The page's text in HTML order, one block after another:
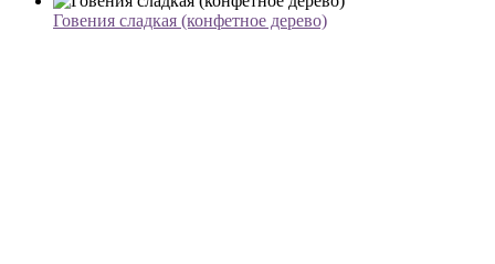
Говения сладкая (конфетное дерево)